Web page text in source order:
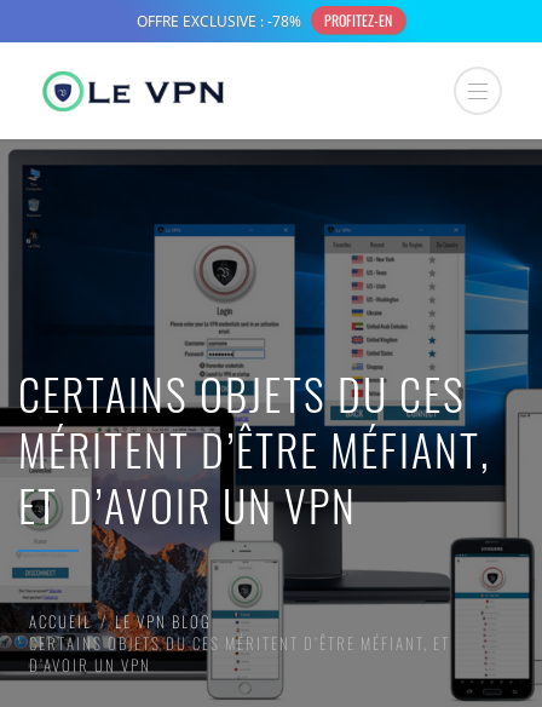
CERTAINS OBJETS DU CES
MÉRITENT D’ÊTRE MÉFIANT,
ET D’AVOIR UN VPN
ACCUEIL
LE VPN BLOG
CERTAINS OBJETS DU CES MÉRITENT D’ÊTRE MÉFIANT, ET
D’AVOIR UN VPN